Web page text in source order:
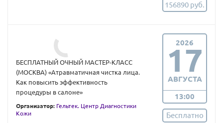
156890 руб.
БЕСПЛАТНЫЙ ОЧНЫЙ МАСТЕР-КЛАСС
(МОСКВА) «Атравматичная чистка лица.
Как повысить эффективность
процедуры в салоне»
Организатор: Гельтек. Центр Диагностики
Кожи
2026
17
АВГУСТА
13:00
Бесплатно